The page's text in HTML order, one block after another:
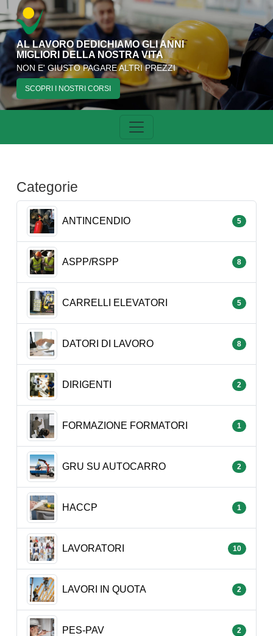
AL LAVORO DEDICHIAMO GLI ANNI
MIGLIORI DELLA NOSTRA VITA
NON E' GIUSTO PAGARE ALTRI PREZZI
SCOPRI I NOSTRI CORSI
Categorie
ANTINCENDIO 5
ASPP/RSPP 8
CARRELLI ELEVATORI 5
DATORI DI LAVORO 8
DIRIGENTI 2
FORMAZIONE FORMATORI 1
GRU SU AUTOCARRO 2
HACCP 1
LAVORATORI 10
LAVORI IN QUOTA 2
PES-PAV 2